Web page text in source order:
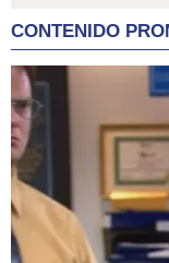
CONTENIDO